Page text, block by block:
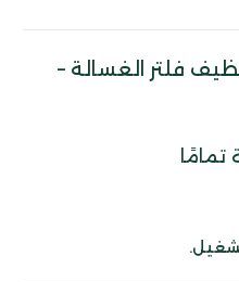
فلتر الغسالة –